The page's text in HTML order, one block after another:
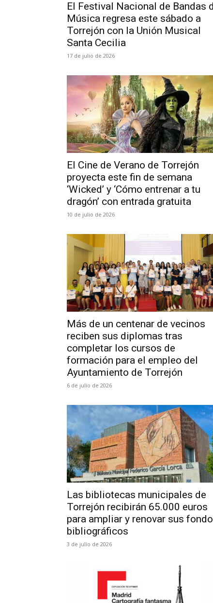
El Festival Nacional de Bandas
Música regresa este sábado a
Torrejón con la Unión Musical
Santa Cecilia
17 de julio de 2026
El Cine de Verano de Torrejón
proyecta este fin de semana
‘Wicked’ y ‘Cómo entrenar a tu
dragón’ con entrada gratuita
10 de julio de 2026
Más de un centenar de vecinos
reciben sus diplomas tras
completar los cursos de
formación para el empleo del
Ayuntamiento de Torrejón
6 de julio de 2026
Las bibliotecas municipales de
Torrejón recibirán 65.000 euros
para ampliar y renovar sus
bibliográficos
3 de julio de 2026